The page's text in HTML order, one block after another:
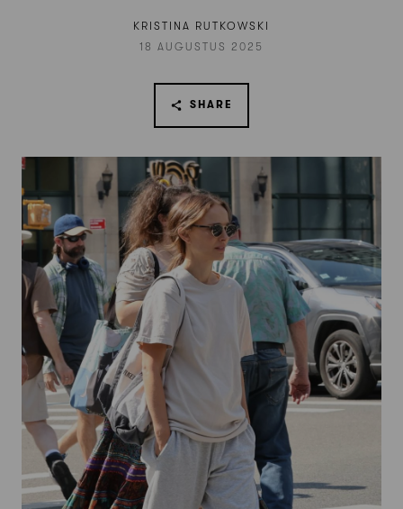
KRISTINA RUTKOWSKI
18 AUGUSTUS 2025
SHARE